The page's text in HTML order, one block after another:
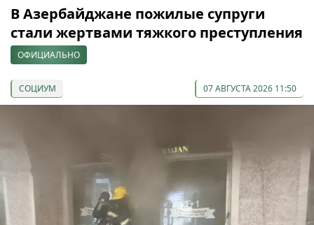
В Азербайджане пожилые супруги
стали жертвами тяжкого преступления
ОФИЦИАЛЬНО
СОЦИУМ 07 АВГУСТА 2026 11:50